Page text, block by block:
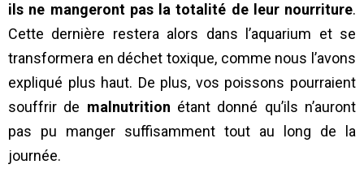
ils ne mangeront pas la totalité de leur nourriture.
Cette dernière restera alors dans l’aquarium et se
transformera en déchet toxique, comme nous l’avons
expliqué plus haut. De plus, vos poissons pourraient
souffrir de malnutrition étant donné qu’ils n’auront
pas pu manger suffisamment tout au long de la
journée.